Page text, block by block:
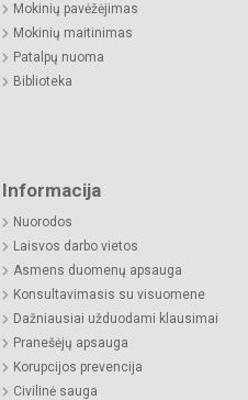
Mokinių pavėžėjimas
Mokinių maitinimas
Patalpų nuoma
Biblioteka
Informacija
Nuorodos
Laisvos darbo vietos
Asmens duomenų apsauga
Konsultavimasis su visuomene
Dažniausiai užduodami klausimai
Pranešėjų apsauga
Korupcijos prevencija
Civilinė sauga